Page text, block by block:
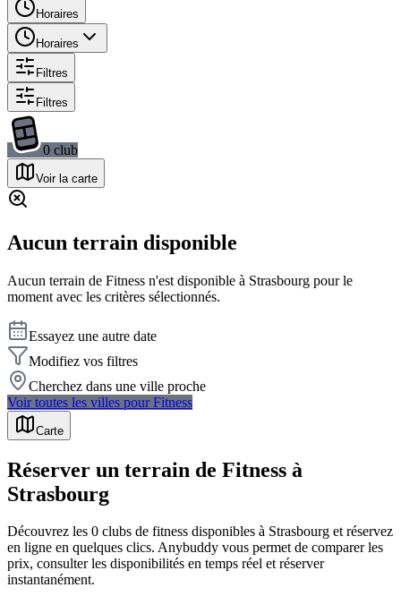
Horaires
Horaires
Filtres
Filtres
0 club
Voir la carte
Aucun terrain disponible
Aucun terrain de Fitness n'est disponible à Strasbourg pour le
moment avec les critères sélectionnés.
Essayez une autre date
Modifiez vos filtres
Cherchez dans une ville proche
Voir toutes les villes pour Fitness
Carte
Réserver un terrain de Fitness à
Strasbourg
Découvrez les 0 clubs de fitness disponibles à Strasbourg et réservez
en ligne en quelques clics. Anybuddy vous permet de comparer les
prix, consulter les disponibilités en temps réel et réserver
instantanément.